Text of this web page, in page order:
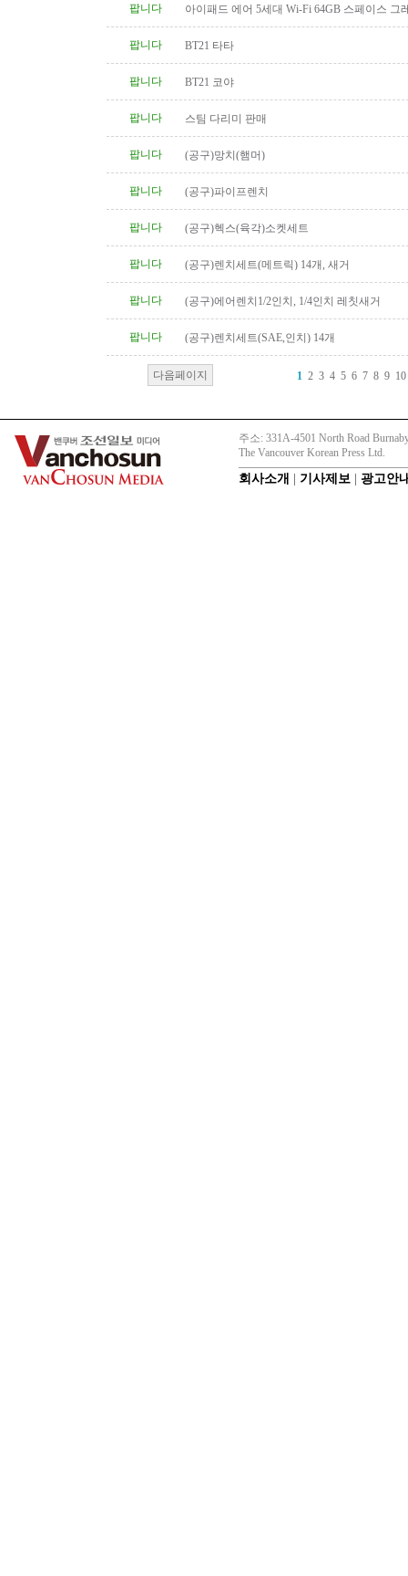
팝니다
아이패드 에어 5세대 Wi-Fi 64GB 스페이스 그
팝니다
BT21 타타
팝니다 BT21 코야
팝니다 스팀 다리미 판매
팝니다 (공구)망치(햄머)
팝니다 (공구)파이프렌치
팝니다 (공구)헥스(육각)소켓세트
팝니다 (공구)렌치세트(메트릭) 14개, 새거
팝니다 (공구)에어렌치1/2인치, 1/4인치 레칫새거
팝니다 (공구)렌치세트(SAE,인치) 14개
다음페이지 1 2 3 4 5 6 7 8 9 10
주소: 331A-4501 North Road
The Vancouver Korean Press Ltd.
회사소개 기사제보 광고안